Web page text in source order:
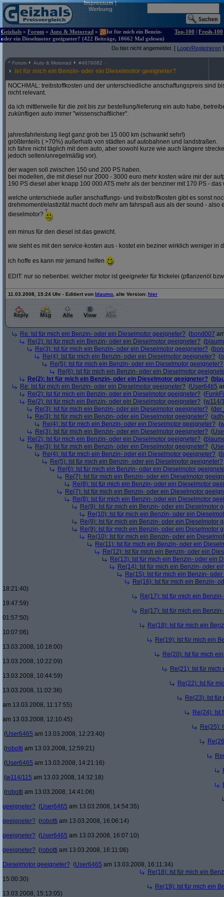
Impressum|
Werbung
Geizhals » Forum » Auto & Motorrad »
Ist für mich ein Benzin-
oder ein Dieselmotor geeigneter? (422 Beiträge, 10662 Mal gelesen)
Top-100 | Fresh-100
Du bist nicht angemeldet. [ Login/Registrieren ]
^ Forum Auto & Motorrad #4676082
Ist für mich ein Benzin- oder ein Dieselmotor geeigneter?
NOCHMAL: treibstoffkosten und der unterschiedliche anschaffungspreis sind
nicht relevant.
da ich mittlerweile für die zeit bis zur bestellung/lieferung ein auto habe,
zukünftigen auto immer "wissenschaftlicher".
jahresfahrleistung liegt ganz grob bei 15 000 km (schwankt sehr!)
größtenteils ( >70%) außerhalb von städten auf autobahnen und landstraßen.
ich fahre nicht täglich mit dem auto, aber sowohl kurze wie auch längere
jedoch selten/unregelmäßig vor).
der wagen soll zwischen 150 und 200 PS haben.
bei modellen, die mit diesel nur 2000 - 3000 euro mehr kosten wäre mir der
190 PS diesel aber knapp 100 000 ATS mehr als der benziner mit 170 PS - das
welche unterschiede außer anschaffungs- und treibstoffkosten gibt es sonst
drehmoment/elastizität macht doch mehr am fahrspaß aus als der sound - also
dieselmotor?
ein minus für den diesel ist das gewicht.
wie sieht es mit den service-kosten aus - kostet ein beziner wirklich weniger in
ich hoffe es kann mir jemand helfen
EDIT: nur so nebenbei: welcher motor ist geeigneter für frickelei (pflanzenöl
11.03.2008, 15:24 Uhr - Editiert von blaumo , alte Version: hier
Re: Ist für mich ein Benzin- oder ein Dieselmotor geeigneter? (bond007
Re(2): Ist für mich ein Benzin- oder ein Dieselmotor geeigneter? (
Re(3): Ist für mich ein Benzin- oder ein Dieselmotor geeigneter? (
Re(4): Ist für mich ein Benzin- oder ein Dieselmotor geeigneter? (
Re(5): Ist für mich ein Benzin- oder ein Dieselmotor geeigneter?
Re(6): Ist für mich ein Benzin- oder ein Dieselmotor
Re(2): Ist für mich ein Benzin- oder ein Dieselmotor geeigneter? (
Re: Ist für mich ein Benzin- oder ein Dieselmotor geeigneter? (User6465
Re(2): Ist für mich ein Benzin- oder ein Dieselmotor geeigneter? (
Re(2): Ist für mich ein Benzin- oder ein Dieselmotor geeigneter? (w114/
Re(3): Ist für mich ein Benzin- oder ein Dieselmotor geeigneter? (
Re(3): Ist für mich ein Benzin- oder ein Dieselmotor geeigneter? (
Re(4): Ist für mich ein Benzin- oder ein Dieselmotor geeigneter? (
Re(3): Ist für mich ein Benzin- oder ein Dieselmotor geeigneter? (
Re(2): Ist für mich ein Benzin- oder ein Dieselmotor geeigneter? (
Re(3): Ist für mich ein Benzin- oder ein Dieselmotor geeigneter? (
Re(4): Ist für mich ein Benzin- oder ein Dieselmotor geeigneter? (
Re(5): Ist für mich ein Benzin- oder ein Dieselmotor geeigneter?
Re(6): Ist für mich ein Benzin- oder ein Dieselmotor
Re(7): Ist für mich ein Benzin- oder ein Dieselmotor
Re(8): Ist für mich ein Benzin- oder ein Dieselmotor
Re(7): Ist für mich ein Benzin- oder ein Dieselmotor
Re(8): Ist für mich ein Benzin- oder ein Dieselmotor
Re(9): Ist für mich ein Benzin- oder ein Dieselmotor
Re(10): Ist für mich ein Benzin- oder ein
Re(9): Ist für mich ein Benzin- oder ein Dieselmotor
Re(9): Ist für mich ein Benzin- oder ein Dieselmotor
Re(10): Ist für mich ein Benzin- oder ein
Re(11): Ist für mich ein Benzin- oder ein
Re(12): Ist für mich ein Benzin- oder ein
Re(13): Ist für mich ein Benzin- oder ein
Re(14): Ist für mich ein Benzin- oder
Re(15): Ist für mich ein Benzin-
Re(16): Ist für mich ein Benzin-
18:21:40)
Re(17): Ist für mich ein
19:47:59)
Re(17): Ist für mich ein
01:57:50)
Re(18): Ist für mich ein
10:07:06)
Re(19): Ist für mich ein
13.03.2008, 10:18:00)
Re(20): Ist für mich
13.03.2008, 10:22:09)
Re(21): Ist für
13.03.2008, 10:44:59)
Re(22): Ist für
13.03.2008, 11:02:38)
Re(23): Ist
am 13.03.2008, 11:17:55)
Re(24): Ist
am 13.03.2008, 12:10:45)
Re(25):
(User6465 am 13.03.2008, 12:23:40)
(robotti am 13.03.2008, 12:59:21)
(User6465 am 13.03.2008, 14:21:16)
(w114/115 am 13.03.2008, 14:32:18)
(robotti am 13.03.2008, 14:41:06)
geeigneter? (User6465 am 13.03.2008, 14:54:35)
geeigneter? (robotti am 13.03.2008, 16:06:14)
geeigneter? (User6465 am 13.03.2008, 16:07:10)
geeigneter? (robotti am 13.03.2008, 16:11:06)
Dieselmotor geeigneter? (User6465 am 13.03.2008, 16:11:34)
Re(18): Ist für mich ein
15:00:30)
Re(19): Ist für mich ein
13.03.2008, 15:13:05)